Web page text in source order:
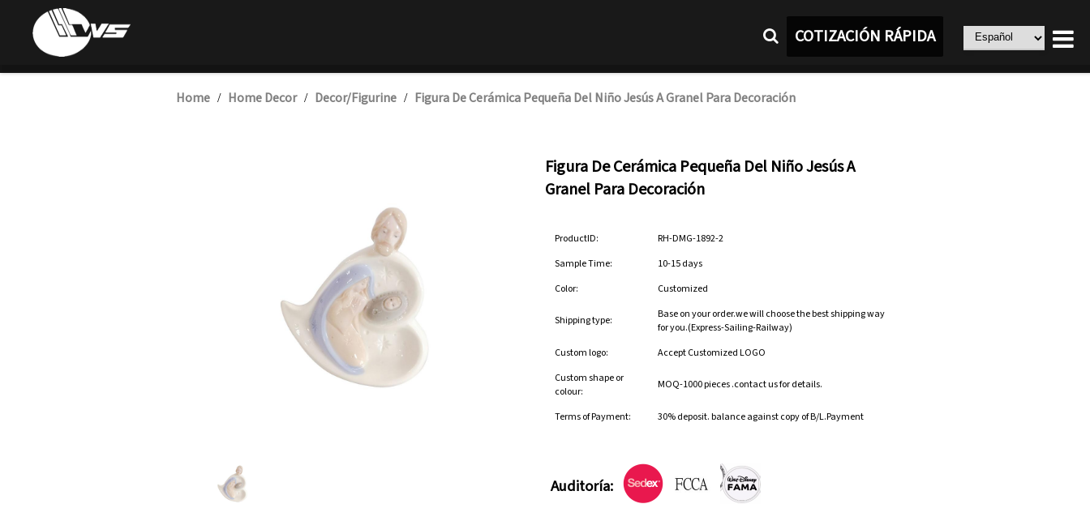
COTIZACIÓN RÁPIDA
Home / Home Decor / Decor/Figurine / Figura De Cerámica Pequeña Del Niño Jesús A Granel Para Decoración
Figura De Cerámica Pequeña Del Niño Jesús A
Granel Para Decoración
ProductID:
RH-DMG-1892-2
Sample Time:
10-15 days
Color:
Customized
Shipping type:
Base on your order.we will choose the best shipping way
for you.(Express-Sailing-Railway)
Custom logo:
Accept Customized LOGO
Custom shape or
colour:
MOQ-1000 pieces .contact us for details.
Terms of Payment: 30% deposit. balance against copy of B/L.Payment
Auditoría: